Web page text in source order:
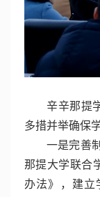
辛辛那提
多措并举确保
一是完善
那提大学联合
办法》，建立